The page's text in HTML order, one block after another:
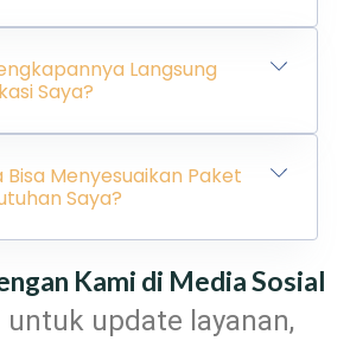
Langsung
Saya?
Bisa Menyesuaikan Paket
Saya?
Kami di Media Sosial
update layanan,